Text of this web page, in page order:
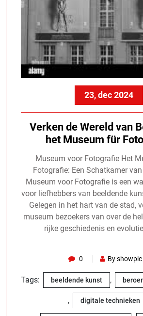
23, dec 2024
Verken de Wereld van
het Museum für
Museum voor Fotografie Het
Fotografie: Een Schatkamer
Museum voor Fotografie is een
voor liefhebbers van beeldende
Gelegen in het hart van de stad,
museum bezoekers van over de
rijke geschiedenis en
0 By showpic
Tags: beeldende kunst ,
, digitale technieken